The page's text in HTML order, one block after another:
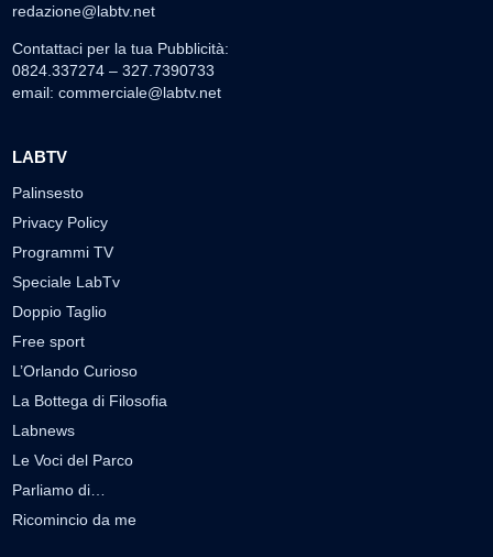
redazione@labtv.net
Contattaci per la tua Pubblicità:
0824.337274 – 327.7390733
email: commerciale@labtv.net
LABTV
Palinsesto
Privacy Policy
Programmi TV
Speciale LabTv
Doppio Taglio
Free sport
L’Orlando Curioso
La Bottega di Filosofia
Labnews
Le Voci del Parco
Parliamo di…
Ricomincio da me